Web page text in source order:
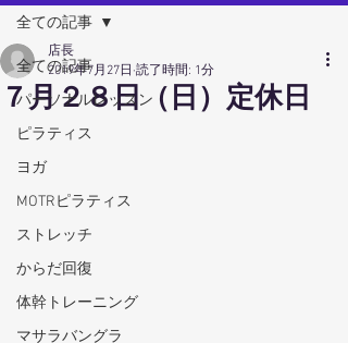
全ての記事
パーソナルレッスン
ピラティス
ヨガ
MOTRピラティス
ストレッチ
からだ回復
体幹トレーニング
マサラバングラ
全ての記事
７月２８日（日）定休日
店長
2019年7月27日 読了時間: 1分